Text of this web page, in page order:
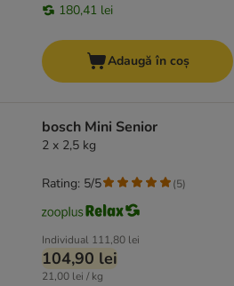
180,41 lei
Adaugă în coș
bosch Mini Senior
2 x 2,5 kg
Individual 111,80 lei
104,90 lei
21,00 lei / kg
Rating: 5/5 (5)